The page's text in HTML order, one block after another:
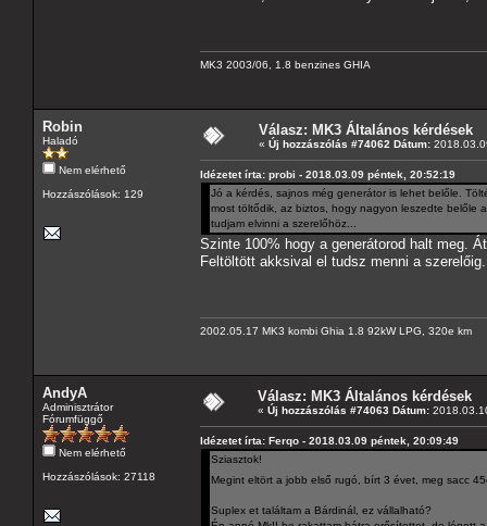
MK3 2003/06, 1.8 benzines GHIA
Robin
Haladó
Nem elérhető
Hozzászólások: 129
Válasz: MK3 Általános kérdések
« Új hozzászólás #74062 Dátum:
Idézetet írta: probi - 2018.03.09 péntek, 20:52:19
Jó a kérdés, sajnos még generátor is lehet belőle.
most töltődik, az biztos, hogy nagyon leszedte belőle
tudjam elvinni a szerelőhöz...
Szinte 100% hogy a generátorod halt meg.
Feltöltött akksival el tudsz menni a szerelőig.
2002.05.17 MK3 kombi Ghia 1.8 92kW LPG, 320e km
AndyA
Adminisztrátor
Fórumfüggő
Nem elérhető
Hozzászólások: 27118
Válasz: MK3 Általános kérdések
« Új hozzászólás #74063 Dátum:
Idézetet írta: Ferqo - 2018.03.09 péntek, 20:09:49
Sziasztok!
Megint eltört a jobb első rugó, bírt 3 évet, meg sacc
Suplex et találtam a Bárdinál, ez vállalható?